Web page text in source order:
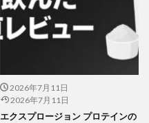
2026年7月11日
2026年7月11日
エクスプロージョン プロテインの